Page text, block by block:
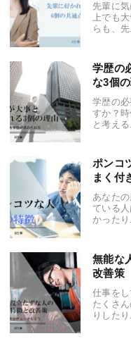
先輩に
上でも
らも、
学歴の
な3個
学歴の
すか？
と考える
ポンコ
まく付
あなた
ている
かった
無能な
改善策
仕事を
たくさ
りしたり